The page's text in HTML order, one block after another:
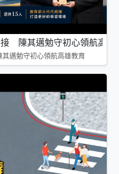
陳其邁勉守初心領航高雄
邁勉守初心領航高雄教育